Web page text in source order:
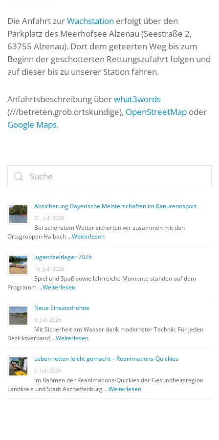
Die Anfahrt zurWachstation erfolgt über den
Parkplatz des Meerhofsee Alzenau (Seestraße 2,
63755 Alzenau). Dort dem geteerten Weg bis zum
Beginn der geschotterten Rettungszufahrt folgen und
auf dieser bis zu unserer Station fahren.
Anfahrtsbeschreibung überwhat3words
(///betreten.grob.ortskundige), OpenStreetMap oder
Google Maps.
Absicherung Bayerische Meisterschaften im Kanurennsport
21. Juli 2026
Bei schönstem Wetter sicherten wir zusammen mit den
Ortsgruppen Haibach …Weiterlesen
Jugendzeltlager 2026
16. Juli 2026
Spiel und Spaß sowie lehrreiche Momente standen auf dem
Programm …Weiterlesen
Neue Einsatzdrohne
8. Juli 2026
Mit Sicherheit am Wasser dank modernster Technik. Für jeden
Bezirksverband …Weiterlesen
Leben retten leicht gemacht – Reanimations-Quickies
6. Juli 2026
Im Rahmen der Reanimations-Quickies der Gesundheitsregion
Landkreis und Stadt Aschaffenburg …Weiterlesen